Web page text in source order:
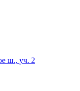
ш., уч. 2